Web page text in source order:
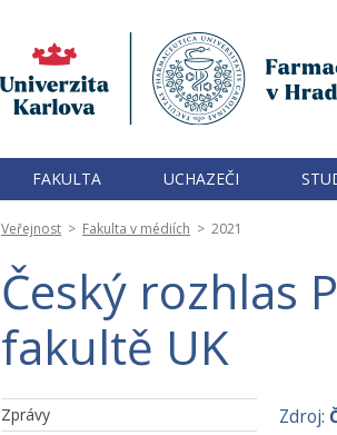
FAKULTA UCHAZEČI
Veřejnost > Fakulta v médiích > 2021
Český rozhlas
fakultě UK
Zprávy
Zdroj: